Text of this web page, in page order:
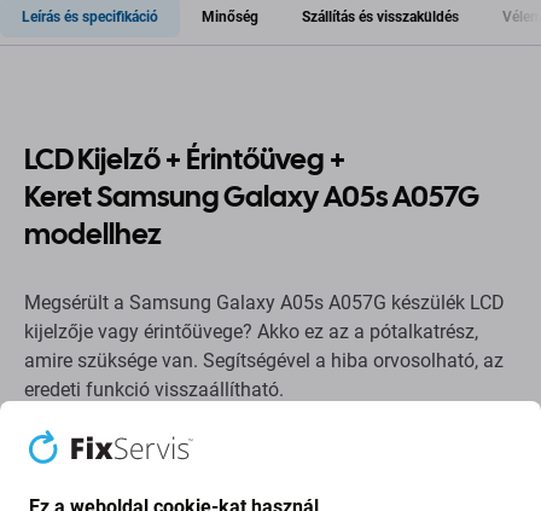
Leírás és specifikáció Minőség Szállítás és visszaküldés
LCD Kijelző + Érintőüveg +
Keret Samsung Galaxy A05s A057G
modellhez
Megsérült a Samsung Galaxy A05s A057G készülék LCD
kijelzője vagy érintőüvege? Akko ez az a pótalkatrész,
amire szüksége van. Segítségével a hiba orvosolható, az
eredeti funkció visszaállítható.
Pótalkatrészek minősége
Minőség: Aftermarket-Az Aftermarket értékesített